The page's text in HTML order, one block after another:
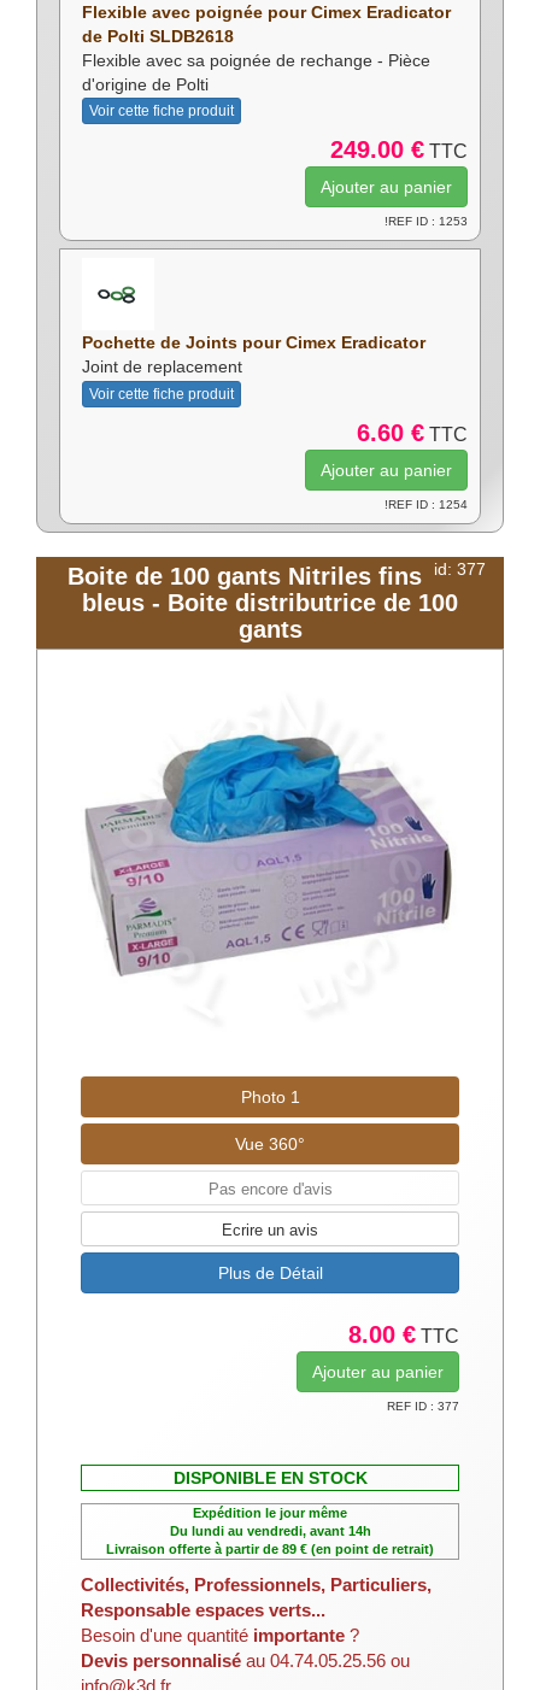
Flexible avec poignée pour Cimex Eradicator
de Polti SLDB2618
Flexible avec sa poignée de rechange - Pièce
d'origine de Polti
Voir cette fiche produit
249.00 € TTC
!REF ID : 1253
Pochette de Joints pour Cimex Eradicator
Joint de replacement
Voir cette fiche produit
6.60 € TTC
!REF ID : 1254
id: 377
Boite de 100 gants Nitriles fins
bleus - Boite distributrice de 100
gants
Photo 1
Vue 360°
Pas encore d'avis
Ecrire un avis
Plus de Détail
8.00 € TTC
REF ID : 377
DISPONIBLE EN STOCK
Expédition le jour même
Du lundi au vendredi, avant 14h
Livraison offerte à partir de 89 € (en point de retrait)
Collectivités, Professionnels, Particuliers,
Responsable espaces verts...
Besoin d'une quantité importante ?
Devis personnalisé au 04.74.05.25.56 ou
info@k3d.fr